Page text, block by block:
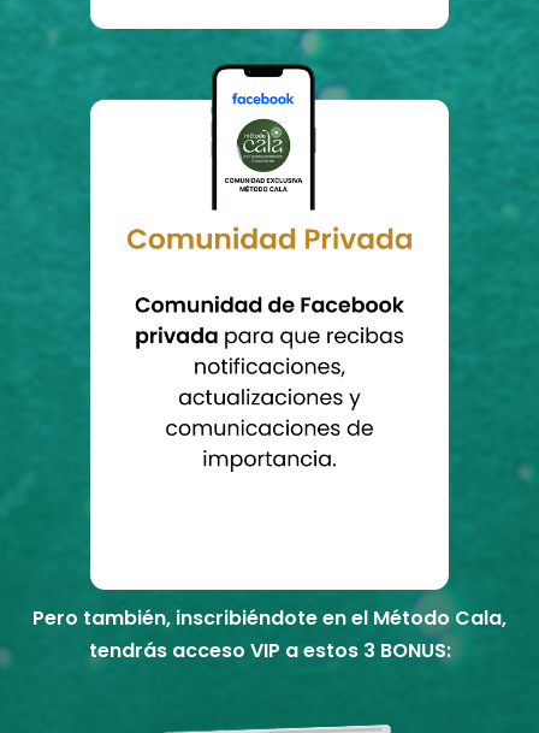
Pero también, inscribiéndote en el Método Cala,
tendrás acceso VIP a estos 3 BONUS: